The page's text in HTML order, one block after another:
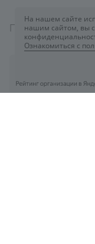
На нашем сайте
нашим сайтом, вы
Ознакомиться с
Понедельник-